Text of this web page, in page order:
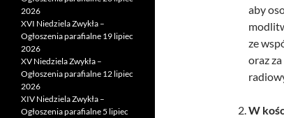
aby
ze
oraz
W
2026
XVI Niedziela Zwykła –
Ogłoszenia parafialne 19 lipiec
2026
XV Niedziela Zwykła –
Ogłoszenia parafialne 12 lipiec
2026
XIV Niedziela Zwykła –
Ogłoszenia parafialne 5 lipiec